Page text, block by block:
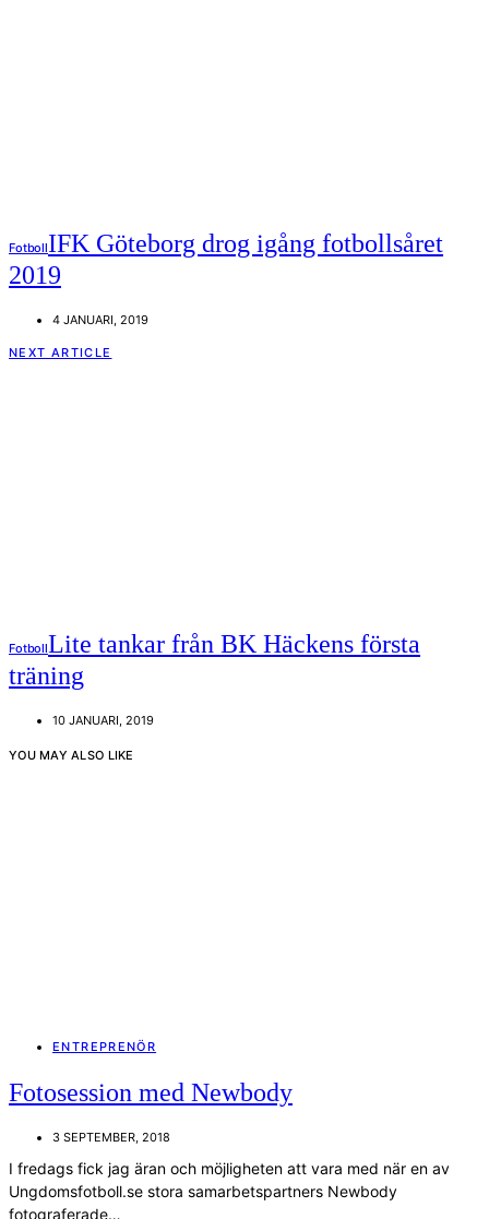
FotbollIFK Göteborg drog igång fotbollsåret
2019
4 JANUARI, 2019
NEXT ARTICLE
FotbollLite tankar från BK Häckens första
träning
10 JANUARI, 2019
YOU MAY ALSO LIKE
ENTREPRENÖR
Fotosession med Newbody
3 SEPTEMBER, 2018
I fredags fick jag äran och möjligheten att vara med när en av
Ungdomsfotboll.se stora samarbetspartners Newbody
fotograferade…